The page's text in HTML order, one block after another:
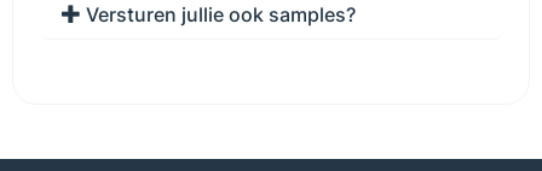
Versturen jullie ook samples?